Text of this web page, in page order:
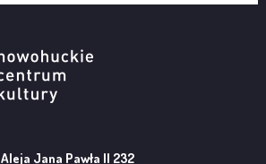
Aleja Jana Pawła II 232